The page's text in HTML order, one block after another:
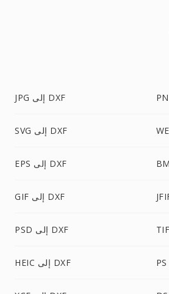
JPG إلى DXF
SVG إلى DXF
EPS إلى DXF
GIF إلى DXF
PSD إلى DXF
HEIC إلى DXF